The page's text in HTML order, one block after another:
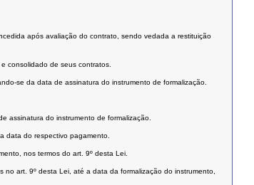
após avaliação do contrato, sendo vedada a restituição
consolidado de seus contratos.
se da data de assinatura do instrumento de formalização.
assinatura do instrumento de formalização.
data do respectivo pagamento.
nos termos do art. 9º desta Lei.
art. 9º desta Lei, até a data da formalização do instrumento,